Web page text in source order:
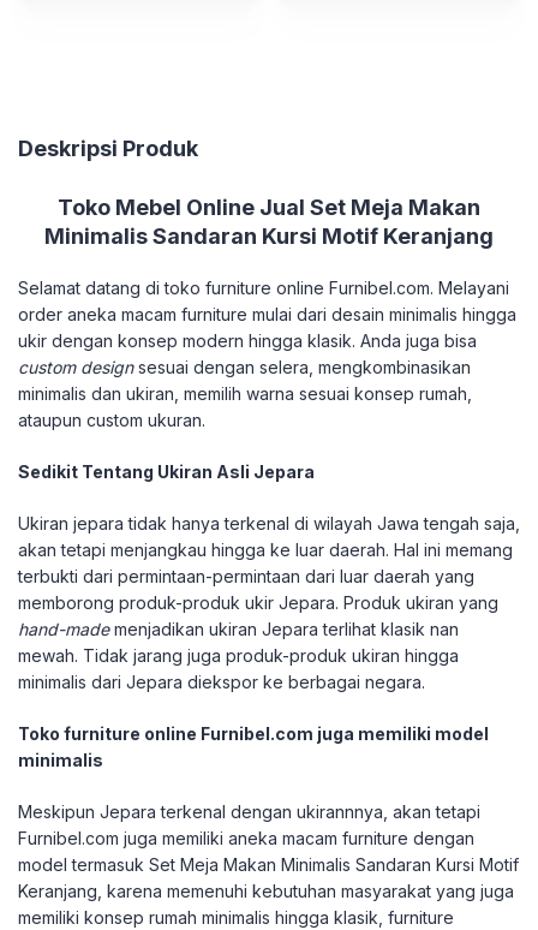
Deskripsi Produk
Toko Mebel Online Jual Set Meja Makan
Minimalis Sandaran Kursi Motif Keranjang
Selamat datang di toko furniture online Furnibel.com. Melayani
order aneka macam furniture mulai dari desain minimalis hingga
ukir dengan konsep modern hingga klasik. Anda juga bisa
custom designsesuai dengan selera, mengkombinasikan
minimalis dan ukiran, memilih warna sesuai konsep rumah,
ataupun custom ukuran.
Sedikit Tentang Ukiran Asli Jepara
Ukiran jepara tidak hanya terkenal di wilayah Jawa tengah saja,
akan tetapi menjangkau hingga ke luar daerah. Hal ini memang
terbukti dari permintaan-permintaan dari luar daerah yang
memborong produk-produk ukir Jepara. Produk ukiran yang
hand-mademenjadikan ukiran Jepara terlihat klasik nan
mewah. Tidak jarang juga produk-produk ukiran hingga
minimalis dari Jepara diekspor ke berbagai negara.
Toko furniture online Furnibel.com juga memiliki model
minimalis
Meskipun Jepara terkenal dengan ukirannnya, akan tetapi
Furnibel.com juga memiliki aneka macam furniture dengan
model termasuk Set Meja Makan Minimalis Sandaran Kursi Motif
Keranjang, karena memenuhi kebutuhan masyarakat yang juga
memiliki konsep rumah minimalis hingga klasik, furniture